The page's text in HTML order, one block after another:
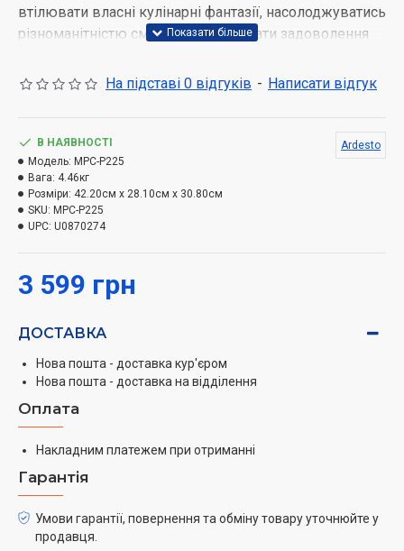
втілювати власні кулінарні фантазії, насолоджуватись
різноманітністю смаків та отримувати задоволення
має 22 автоматичні програми, які допоможуть
Потужність 900 Вт
Лита алюмінієва чаша із протипригарним
покриттям (5 л)
Світлодіодний дисплей
Сенсорна панель керування
рецепт»
Регулювання часу та температури приготування
Підтримка температури (до 12 год)
Блокування запуску при неправильно
встановленій кришці
Захист від перегріву
Знімна внутрішня чаша та паровий клапан для
легкого очищення
Можливість відключення звукових сигналів
У комплекті: мірна склянка, ложка, книга
На підставі 0 відгуків - Написати відгук
3 599 грн
В НАЯВНОСТІ
Модель: MPC-P225
Вага: 4.46кг
Розміри: 42.20см x 28.10см x 30.80см
SKU: MPC-P225
UPC: U0870274
Ardesto
ДОСТАВКА
Нова пошта - доставка кур'єром
Нова пошта - доставка на відділення
Оплата
Накладним платежем при отриманні
Гарантія
Умови гарантії, повернення та обміну товару уточнюйте у
продавця.